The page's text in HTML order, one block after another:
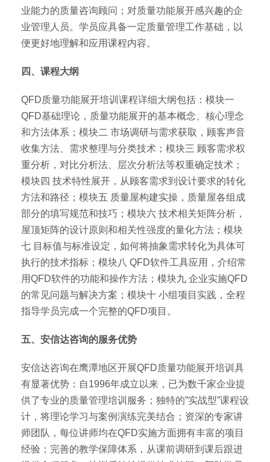
业能力的质量咨询顾问；对质量功能展开感兴趣的企
业管理人员。学员应具备一定质量管理工作基础，以
便更好地理解和应用课程内容。
四、课程大纲
QFD质量功能展开培训课程详细大纲包括：模块一
QFD基础理论，质量功能展开的基本概念、核心理念
和方法体系；模块二 市场调研与需求获取，顾客声音
收集方法、需求整理与分类技术；模块三 顾客需求权
重分析，对比分析法、层次分析法等权重确定技术；
模块四 技术特性展开，从顾客需求到设计要求的转化
方法和路径；模块五 质量屋构建实操，质量屋各组成
部分的填写规范和技巧；模块六 技术相关矩阵分析，
屋顶矩阵的设计原则和相关性强度的量化方法；模块
七 目标值与标准设定，如何将抽象需求转化为具体可
执行的技术指标；模块八 QFD软件工具应用，介绍常
用QFD软件的功能和操作方法；模块九 企业实施QFD
的常见问题与解决方案；模块十 小组项目实践，全程
指导学员完成一个完整的QFD项目。
五、安信达咨询的服务优势
安信达咨询在鹰潭地区开展QFD质量功能展开培训具
有显著优势：自1996年成立以来，已为数千家企业提
供了专业的质量管理培训服务；独特的”实战型”课程设
计，将理论学习与案例演练完美结合；资深的专家讲
师团队，每位讲师均在QFD实施方面拥有丰富的项目
经验；完善的教学保障体系，从课前调研到课后跟进